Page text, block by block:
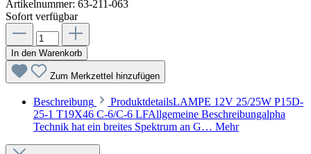
Artikelnummer: 63-211-063
Sofort verfügbar
In den Warenkorb
Zum Merkzettel hinzufügen
Beschreibung
ProduktdetailsLAMPE 12V 25/25W P15D-
25-1 T19X46 C-6/C-6 LFAllgemeine Beschreibungalpha
Technik hat ein breites Spektrum an G… Mehr